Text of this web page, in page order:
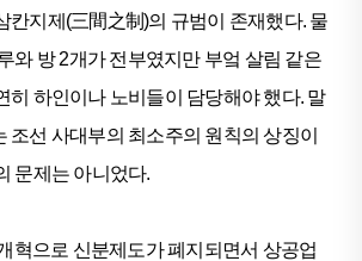
칸지제(三間之制)의 규범이 존재했다. 물
와 방 2개가 전부였지만 부엌 살림 같은
히 하인이나 노비들이 담당해야 했다. 말
조선 사대부의 최소주의 원칙의 상징이
문제는 아니었다.
혁으로 신분제도가 폐지되면서 상공업